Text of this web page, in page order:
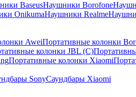
BaseusНаушники Borofone
OnikumaНаушники Realme
AweiПортативные колонки
колонки JBL (C)
Портативные колонки Xiaomi
SonyСаундбары Xiaomi